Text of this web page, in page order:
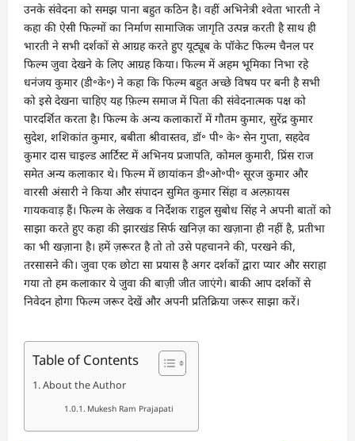
उनके संवेदना को समझ पाना बहुत कठिन है। वहीं अभिनेत्री श्वेता भारती ने
कहा की ऐसी फिल्मों का निर्माण सामाजिक जागृति उत्पन्न करती है साथ ही
भारती ने सभी दर्शकों से आग्रह करते हुए यूट्यूब के पॉकेट फिल्म चैनल पर
फिल्म जुवा देखने के लिए आग्रह किया। फिल्म में अहम भूमिका निभा रहे
धनंजय कुमार (डी॰के॰) ने कहा कि फिल्म बहुत अच्छे विषय पर बनी है सभी
को इसे देखना चाहिए यह फ़िल्म समाज में पिता की संवेदनात्मक पक्ष को
पारदर्शित करता है। फिल्म के अन्य कलाकारों में गौतम कुमार, सुरेंद्र कुमार
सुदेश, शशिकांत कुमार, बबीता श्रीवास्तव, डॉ॰ पी॰ के॰ सेन गुप्ता, सहदेव
कुमार दास चाइल्ड आर्टिस्ट में अभिनय प्रजापति, कोमल कुमारी, प्रिंस राज
समेत अन्य कलाकार थे। फिल्म में छायांकन डी॰ओ॰पी॰ सूरज कुमार और
वारसी अंसारी ने किया और संपादन सुमित कुमार सिंहा व अल्फ़ायस
गायकवाड़ हैं। फिल्म के लेखक व निर्देशक राहुल सुबोध सिंह ने अपनी बातों को
साझा करते हुए कहा की झारखंड सिर्फ खनिज़ का खज़ाना ही नहीं है, प्रतीभा
का भी खज़ाना है। हमें ज़रूरत है तो तो उसे पहचानने की, परखने की,
तरसासने की। जुवा एक छोटा सा प्रयास है अगर दर्शकों द्वारा प्यार और सराहा
गया तो हम कलाकार ये जुवा की बाज़ी जीत जाएंगे। बाकी आप दर्शकों से
निवेदन होगा फिल्म जरूर देखें और अपनी प्रतिक्रिया जरूर साझा करें।
Table of Contents
About the Author
Mukesh Ram Prajapati